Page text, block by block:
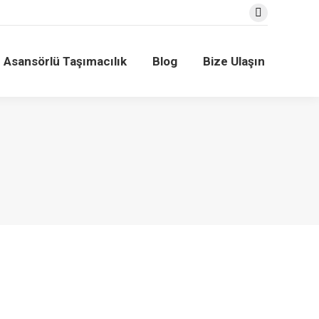
Facebook
Asansörlü Taşımacılık Blog Bize Ulaşın
Blog Bize Ulaşın